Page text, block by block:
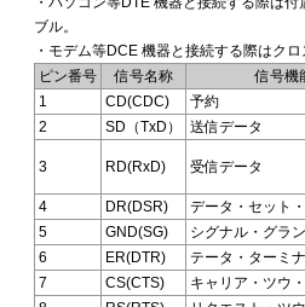
ブル。
・モデム等DCE 機器と接続する際はクロ
ピン番号
信号名称 信号機
1
CD(CDC) 予約
2
SD（TxD） 送信データ
3 RD(RxD) 受信データ
4 DR(DSR) データ・セット
5
GND(SG) シグナル・グラ
6
ER(DTR) テータ・ターミ
7
CS(CTS) キャリア・ツウ